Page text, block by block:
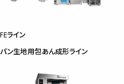
FEライン
パン生地用包あん成形ライン